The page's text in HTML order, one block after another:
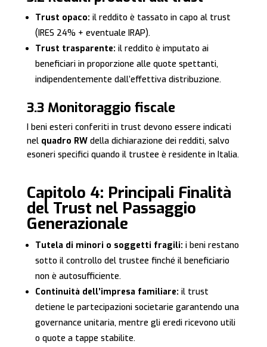
Trust opaco: il reddito è tassato in capo al trust
(IRES 24% + eventuale IRAP).
Trust trasparente: il reddito è imputato ai
beneficiari in proporzione alle quote spettanti,
indipendentemente dall’effettiva distribuzione.
3.3 Monitoraggio fiscale
I beni esteri conferiti in trust devono essere indicati
nel quadro RWdella dichiarazione dei redditi, salvo
esoneri specifici quando il trustee è residente in Italia.
Capitolo 4: Principali Finalità
del Trust nel Passaggio
Generazionale
Tutela di minori o soggetti fragili: i beni restano
sotto il controllo del trustee finché il beneficiario
non è autosufficiente.
Continuità dell’impresa familiare: il trust
detiene le partecipazioni societarie garantendo una
governance unitaria, mentre gli eredi ricevono utili
o quote a tappe stabilite.